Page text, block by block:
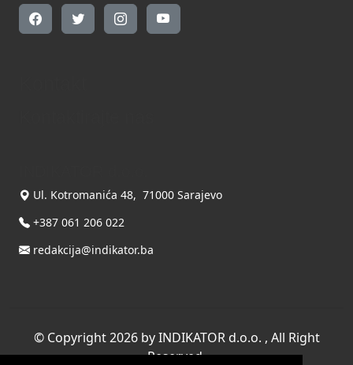
Ul. Kotromanića 48, 71000 Sarajevo
+387 061 206 022
redakcija@indikator.ba
© Copyright 2026 by INDIKATOR d.o.o. , All Right
Reserved.